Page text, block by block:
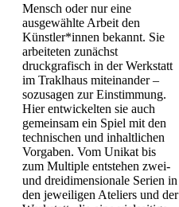
Mensch oder nur eine
ausgewählte Arbeit den
Künstler*innen bekannt. Sie
arbeiteten zunächst
druckgrafisch in der Werkstatt
im Traklhaus miteinander –
sozusagen zur Einstimmung.
Hier entwickelten sie auch
gemeinsam ein Spiel mit den
technischen und inhaltlichen
Vorgaben. Vom Unikat bis
zum Multiple entstehen zwei-
und dreidimensionale Serien in
den jeweiligen Ateliers und der